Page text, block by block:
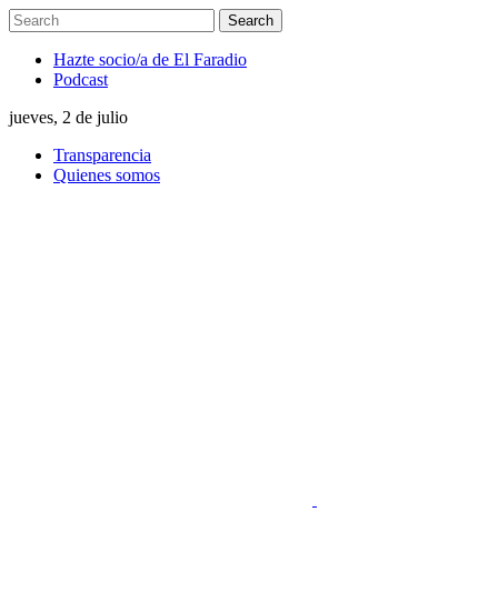
Hazte socio/a de El Faradio
Podcast
jueves, 2 de julio
Transparencia
Quienes somos